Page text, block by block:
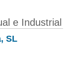
e Industrial
SL